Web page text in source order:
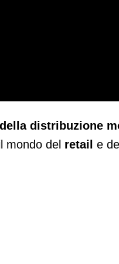
distribuzione
mondo del retail e del